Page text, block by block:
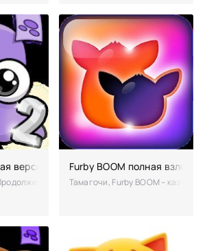
версия
истории о забавном
Furby BOOM полная
Тамагочи, Furby BOOM –